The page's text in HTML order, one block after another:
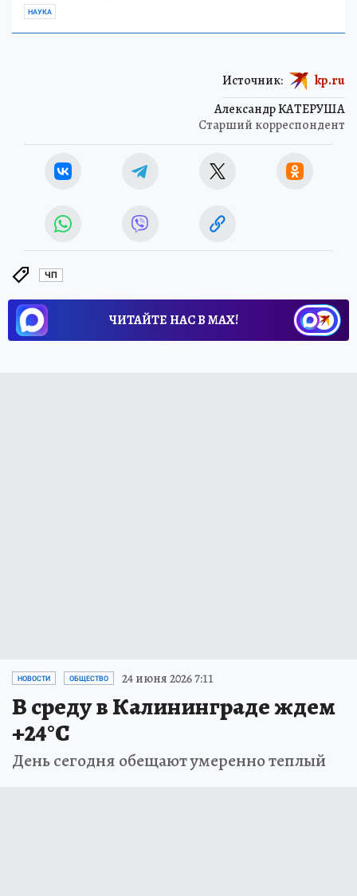
НАУКА
Александр КАТЕРУША
Старший корреспондент
Источник: kp.ru
ЧП
ЧИТАЙТЕ НАС В МАХ!
НОВОСТИ ОБЩЕСТВО 24 июня 2026 7:11
В среду в Калининграде ждем
+24°С
День сегодня обещают умеренно теплый